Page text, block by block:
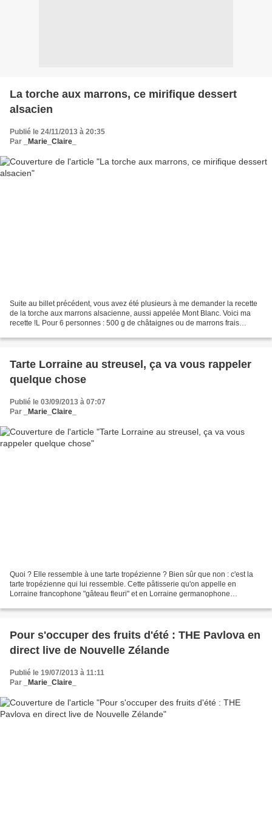
La torche aux marrons, ce mirifique dessert
alsacien
Publié le 24/11/2013 à 20:35
Par
_Marie_Claire_
Suite au billet précédent, vous avez été plusieurs à me demander la recette
de la torche aux marrons alsacienne, aussi appelée Mont Blanc. Voici ma
recette !L Pour 6 personnes : 500 g de châtaignes ou de marrons frais
Tarte Lorraine au streusel, ça va vous rappeler
quelque chose
Publié le 03/09/2013 à 07:07
Par
_Marie_Claire_
Quoi ? Elle ressemble à une tarte tropézienne ? Bien sûr que non : c'est la
tarte tropézienne qui lui ressemble. Cette pâtisserie qu'on appelle en
Lorraine francophone "gâteau fleuri" et en Lorraine germanophone
Pour s'occuper des fruits d'été : THE Pavlova en
direct live de Nouvelle Zélande
Publié le 19/07/2013 à 11:11
Par
_Marie_Claire_